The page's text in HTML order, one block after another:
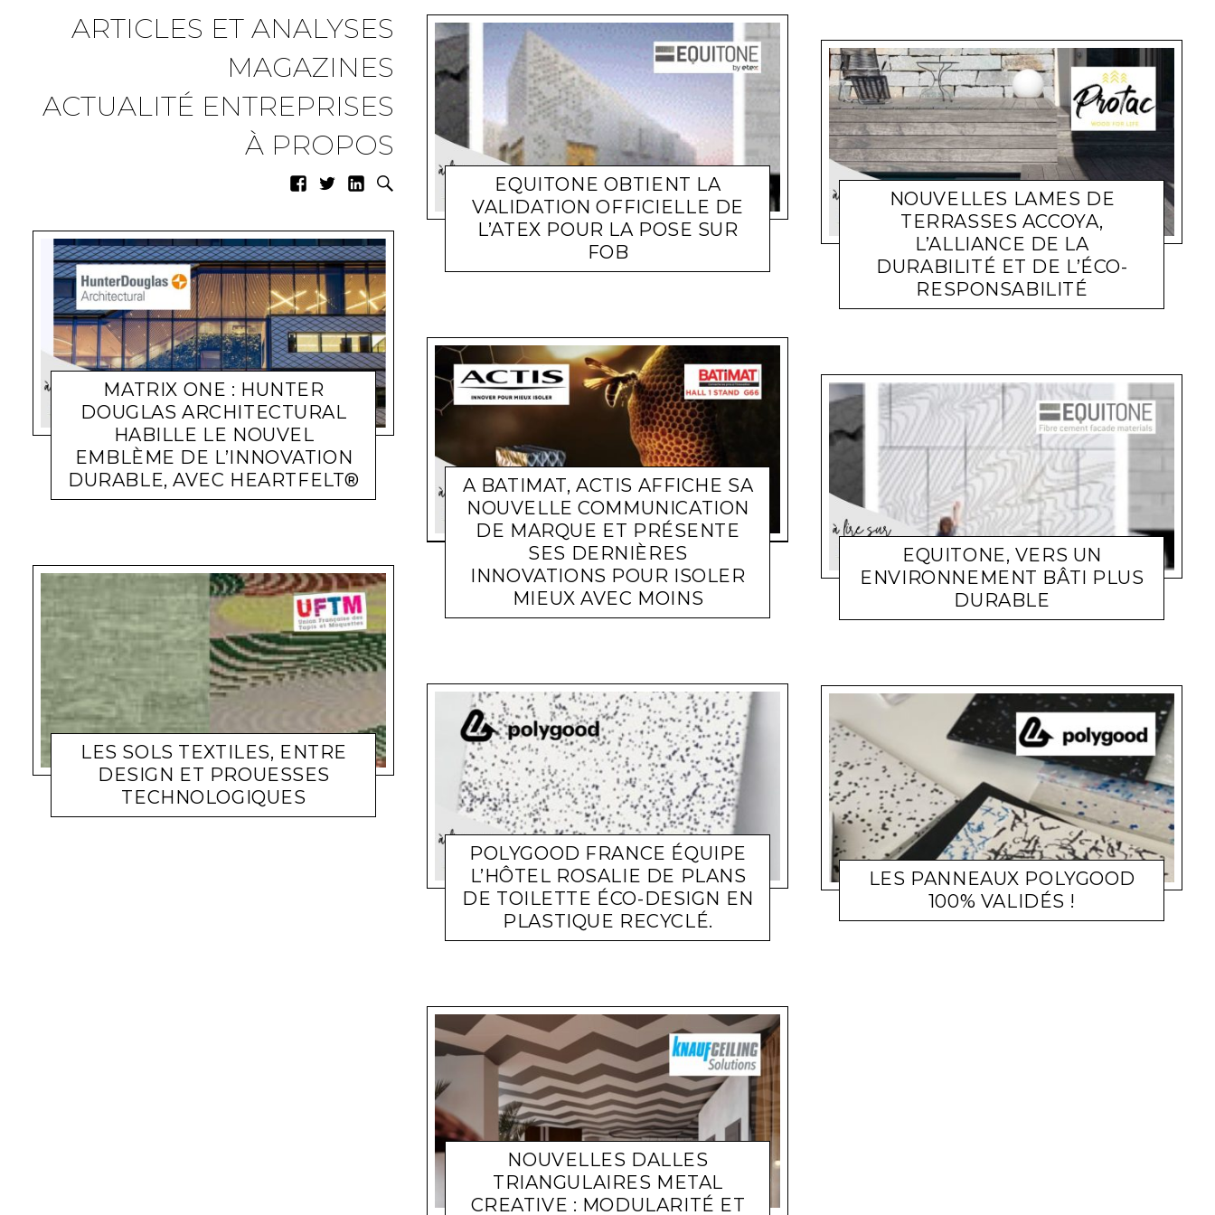
ARTICLES ET ANALYSES
MAGAZINES
ACTUALITÉ ENTREPRISES
À PROPOS
MATRIX ONE : HUNTER
DOUGLAS ARCHITECTURAL
HABILLE LE NOUVEL
EMBLÈME DE L’INNOVATION
DURABLE, AVEC HEARTFELT®
ACTUALITÉ ENTREPRISES LARA GASQUET 16 JANVIER 2024
LES SOLS TEXTILES, ENTRE
DESIGN ET PROUESSES
TECHNOLOGIQUES
ACTUALITÉ ENTREPRISES LARA GASQUET 21 MARS 2023
EQUITONE OBTIENT LA
VALIDATION OFFICIELLE DE
L’ATEX POUR LA POSE SUR
FOB
2025
A BATIMAT, ACTIS AFFICHE SA
NOUVELLE COMMUNICATION
DE MARQUE ET PRÉSENTE
SES DERNIÈRES
INNOVATIONS POUR ISOLER
MIEUX AVEC MOINS
2024
POLYGOOD FRANCE ÉQUIPE
L’HÔTEL ROSALIE DE PLANS
DE TOILETTE ÉCO-DESIGN EN
PLASTIQUE RECYCLÉ.10 NOVEMBRE
2023
NOUVELLES DALLES
TRIANGULAIRES METAL
CREATIVE : MODULARITÉ ET
NOUVELLES LAMES DE
TERRASSES ACCOYA,
L’ALLIANCE DE LA
DURABILITÉ ET DE L’ÉCO-
RESPONSABILITÉ
REVÊTEMENT DE SOL LARA GASQUET 27 NOVEMBRE 2024
EQUITONE, VERS UN
ENVIRONNEMENT BÂTI PLUS
DURABLE
ACTUALITÉ ENTREPRISES LARA GASQUET
LES PANNEAUX POLYGOOD
100% VALIDÉS !
CRADLE TO CRADLE LARA GASQUET 30 AOÛT 2023